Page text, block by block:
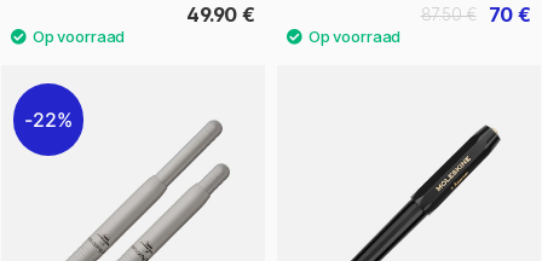
49.90 € 70 €
87.50 €
22%